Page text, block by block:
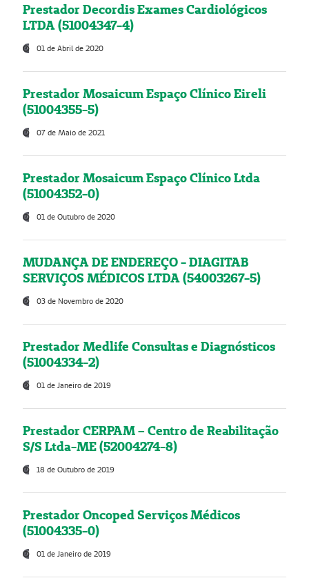
Prestador Decordis Exames Cardiológicos
LTDA (51004347-4)
01 de Abril de 2020
Prestador Mosaicum Espaço Clínico Eireli
(51004355-5)
07 de Maio de 2021
Prestador Mosaicum Espaço Clínico Ltda
(51004352-0)
01 de Outubro de 2020
MUDANÇA DE ENDEREÇO - DIAGITAB
SERVIÇOS MÉDICOS LTDA (54003267-5)
03 de Novembro de 2020
Prestador Medlife Consultas e Diagnósticos
(51004334-2)
01 de Janeiro de 2019
Prestador CERPAM – Centro de Reabilitação
S/S Ltda-ME (52004274-8)
18 de Outubro de 2019
Prestador Oncoped Serviços Médicos
(51004335-0)
01 de Janeiro de 2019